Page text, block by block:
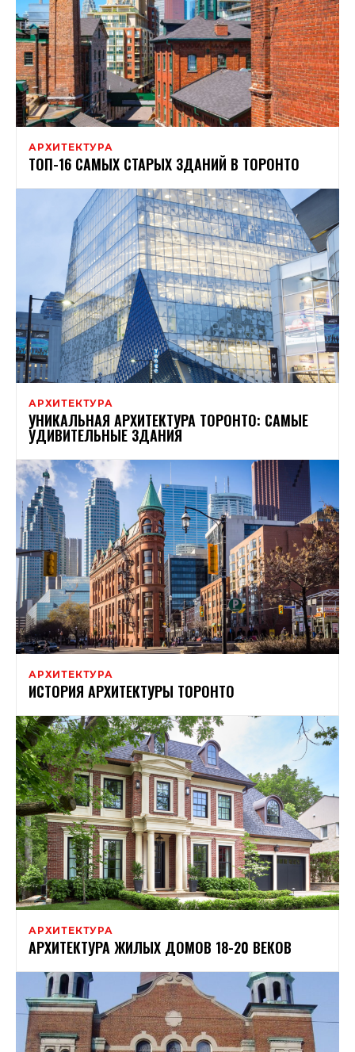
АРХИТЕКТУРА
ТОП-16 САМЫХ СТАРЫХ ЗДАНИЙ В ТОРОНТО
АРХИТЕКТУРА
УНИКАЛЬНАЯ АРХИТЕКТУРА ТОРОНТО: САМЫЕ
УДИВИТЕЛЬНЫЕ ЗДАНИЯ
АРХИТЕКТУРА
ИСТОРИЯ АРХИТЕКТУРЫ ТОРОНТО
АРХИТЕКТУРА
АРХИТЕКТУРА ЖИЛЫХ ДОМОВ 18-20 ВЕКОВ